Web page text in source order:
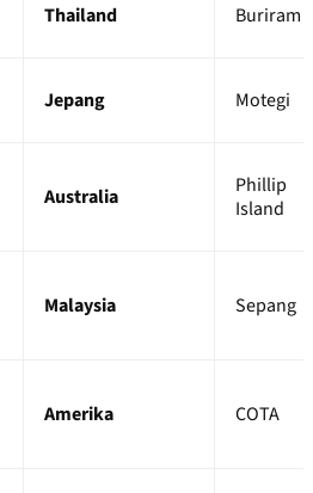
Thailand Buriram
Jepang Motegi
Australia
Phillip
Island
Malaysia Sepang
Amerika COTA